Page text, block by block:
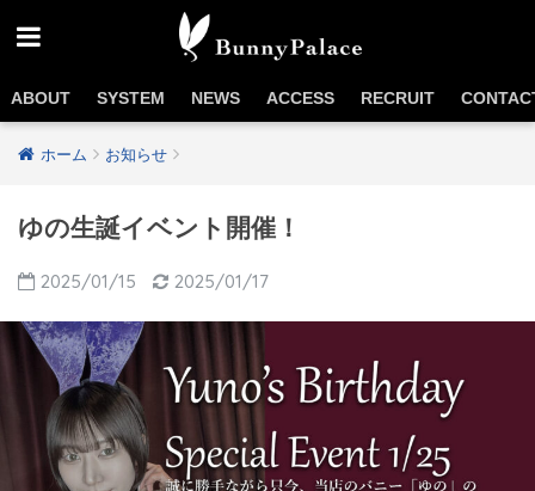
ABOUT SYSTEM NEWS ACCESS RECRUIT
ホーム お知らせ
ゆの生誕イベント開催！
2025/01/15 2025/01/17